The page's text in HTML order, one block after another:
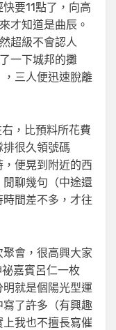
要11點了，向高
才知道是曲辰。
超級不會認人
一下城邦的攤
三人便迅速脫離
，比預料所花費
很久領號碼
便晃到附近的西
聊幾句（中途還
間差不多，才往
會，很高興大家
嘉賓呂仁一枚
明就是個陽光型運
了許多（有興趣
我也不擅長寫催